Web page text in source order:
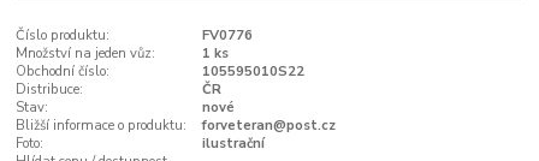
Číslo produktu:
FV0776
Množství na jeden vůz:
1 ks
Obchodní číslo:
105595010S22
Distribuce:
ČR
Stav:
nové
Bližší informace o produktu:
forveteran@post.cz
Foto:
ilustrační